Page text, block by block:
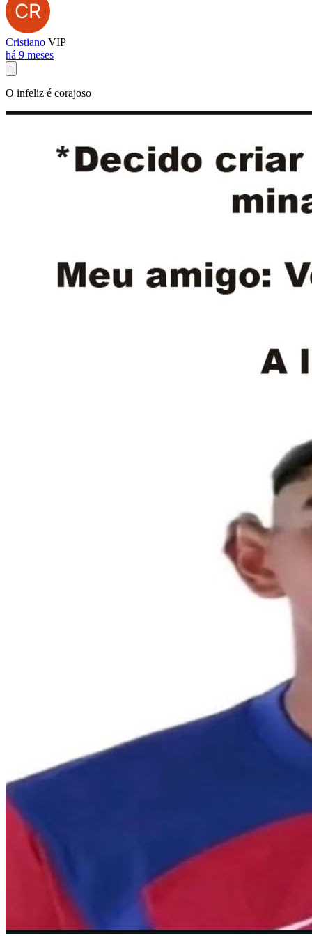
Cristiano VIP
há 9 meses
O infeliz é corajoso